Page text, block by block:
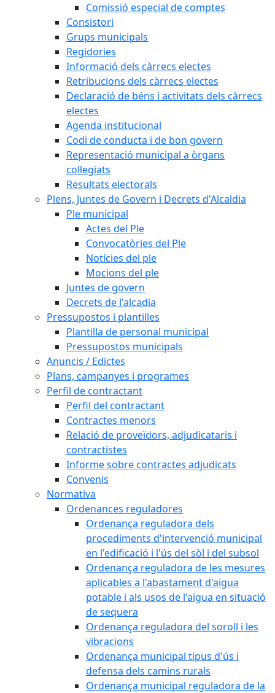
Comissió especial de comptes
Consistori
Grups municipals
Regidories
Informació dels càrrecs electes
Retribucions dels càrrecs electes
Declaració de béns i activitats dels càrrecs
electes
Agenda institucional
Codi de conducta i de bon govern
Representació municipal a òrgans
col·legiats
Resultats electorals
Plens, Juntes de Govern i Decrets d'Alcaldia
Ple municipal
Actes del Ple
Convocatòries del Ple
Notícies del ple
Mocions del ple
Juntes de govern
Decrets de l'alcadia
Pressupostos i plantilles
Plantilla de personal municipal
Pressupostos municipals
Anuncis / Edictes
Plans, campanyes i programes
Perfil de contractant
Perfil del contractant
Contractes menors
Relació de proveïdors, adjudicataris i
contractistes
Informe sobre contractes adjudicats
Convenis
Normativa
Ordenances reguladores
Ordenança reguladora dels
procediments d'intervenció municipal
en l'edificació i l'ús del sòl i del subsol
Ordenança reguladora de les mesures
aplicables a l'abastament d'aigua
potable i als usos de l'aigua en situació
de sequera
Ordenança reguladora del soroll i les
vibracions
Ordenança municipal tipus d'ús i
defensa dels camins rurals
Ordenança municipal reguladora de la